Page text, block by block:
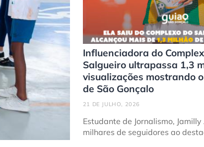
Influenciadora do
Salgueiro ultrapassa 1,3
visualizações mostrando
de São Gonçalo
21 DE JULHO, 2026
Estudante de Jornalismo,
milhares de seguidores ao